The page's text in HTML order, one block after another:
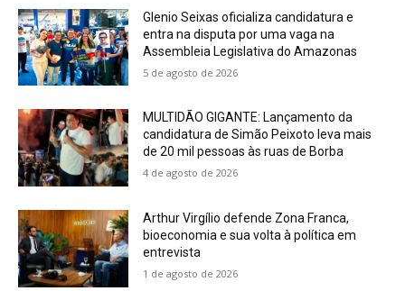
Glenio Seixas oficializa candidatura e
entra na disputa por uma vaga na
Assembleia Legislativa do Amazonas
5 de agosto de 2026
MULTIDÃO GIGANTE: Lançamento da
candidatura de Simão Peixoto leva mais
de 20 mil pessoas às ruas de Borba
4 de agosto de 2026
Arthur Virgílio defende Zona Franca,
bioeconomia e sua volta à política em
entrevista
1 de agosto de 2026